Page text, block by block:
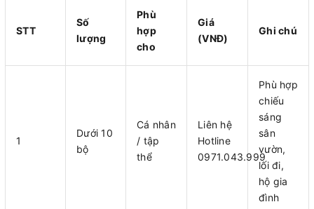
STT
Số
lượng
Phù
hợp
cho
Giá
(VNĐ)
Ghi chú
1
Dưới 10
bộ
Cá nhân
/ tập
thể
Liên hệ
Hotline
0971.043.999
Phù hợp
chiếu
sáng
sân
vườn,
lối đi,
hộ gia
đình